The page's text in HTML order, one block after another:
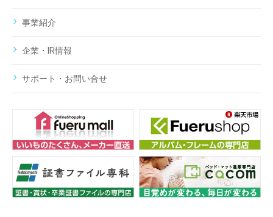
事業紹介
企業・IR情報
サポート・お問い合せ